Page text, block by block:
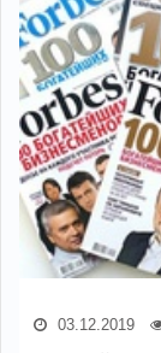
03.12.2019